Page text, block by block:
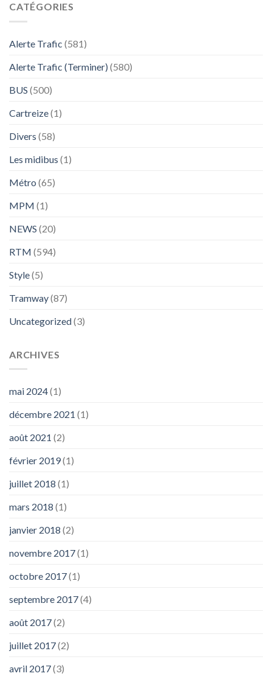
CATÉGORIES
Alerte Trafic (581)
Alerte Trafic (Terminer) (580)
BUS (500)
Cartreize(1)
Divers (58)
Les midibus (1)
Métro (65)
MPM (1)
NEWS (20)
RTM (594)
Style(5)
Tramway(87)
Uncategorized(3)
ARCHIVES
mai 2024(1)
décembre 2021 (1)
août 2021 (2)
février 2019(1)
juillet 2018 (1)
mars 2018 (1)
janvier 2018 (2)
novembre 2017(1)
octobre 2017(1)
septembre 2017(4)
août 2017(2)
juillet 2017(2)
avril 2017(3)